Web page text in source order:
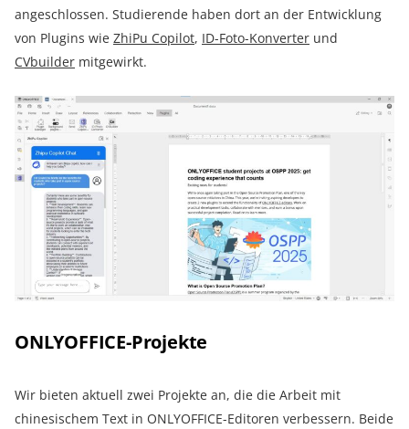
angeschlossen. Studierende haben dort an der Entwicklung
von Plugins wie ZhiPu Copilot, ID-Foto-Konverter und
CVbuilder mitgewirkt.
ONLYOFFICE-Projekte
Wir bieten aktuell zwei Projekte an, die die Arbeit mit
chinesischem Text in ONLYOFFICE-Editoren verbessern. Beide